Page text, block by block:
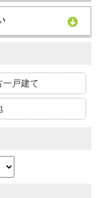
一戸建て